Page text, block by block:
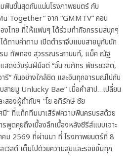
ฟินขั้นสุดกันแน่นโรงภาพยนตร์ กับ
Together” จาก “GMMTV” คอน
งไทย ที่ให้แฟนๆ ได้ร่วมทำกิจกรรมสนุกๆ
ถามคำถาม เปิดตำราจีบแบบสายมูกับนัก
ม ทัพทอง สุวรรณระกานนท์, แม็ค ณัฐ
สดงวัยรุ่นฝีมือดี “อั๋น ณภัทร พัชรชวลิต,
” กันอย่างใกล้ชิด และอินทุกอารมณ์ไปกับ
ายมู Unlucky Bae” เมื่อคำสาป…เปลี่ยน
สองผู้กำกับฯ “โย อภิรักษ์ ชัย
” ที่แท็กทีมมาเสิร์ฟความฟินครบรสด้วย
พูดคุยถึงเบื้องลึกเบื้องหลังซีรีส์แบบเจาะ
ม 2569 ที่ผ่านมา ที่ โรงภาพยนตร์ที่ 8
เวิลด์ เต็มไปด้วยความสุขและรอยยิ้มทุก